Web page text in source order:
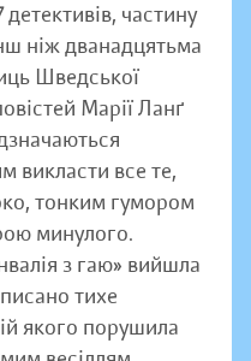
частину
ніж дванадцятьма
Шведської
Марії Ланґ
викласти все те,
тонким гумором
минулого.
з гаю» вийшла
тихе
якого порушила